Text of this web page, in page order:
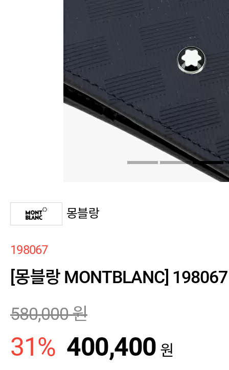
몽블랑
198067
[몽블랑 MONTBLANC]
580,000원
31% 400,400 원